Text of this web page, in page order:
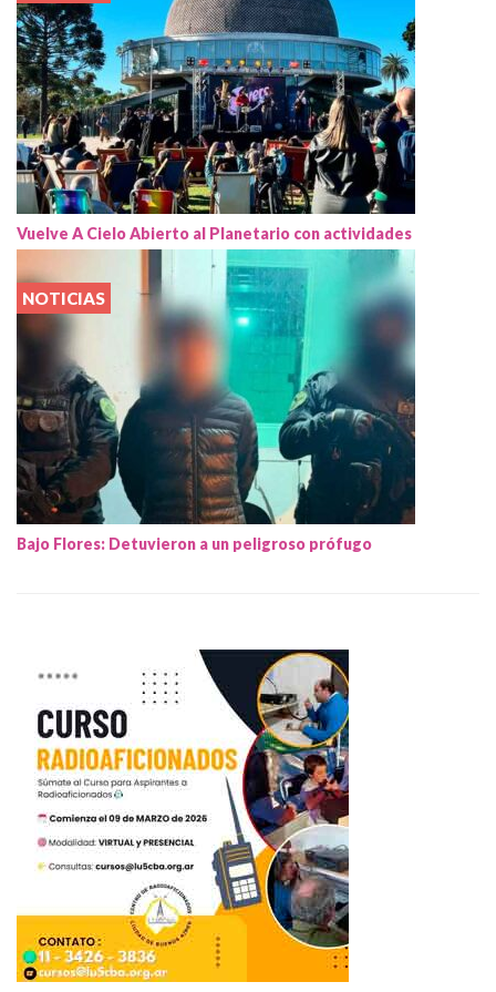
Vuelve A Cielo Abierto al Planetario con actividades
NOTICIAS
Bajo Flores: Detuvieron a un peligroso prófugo